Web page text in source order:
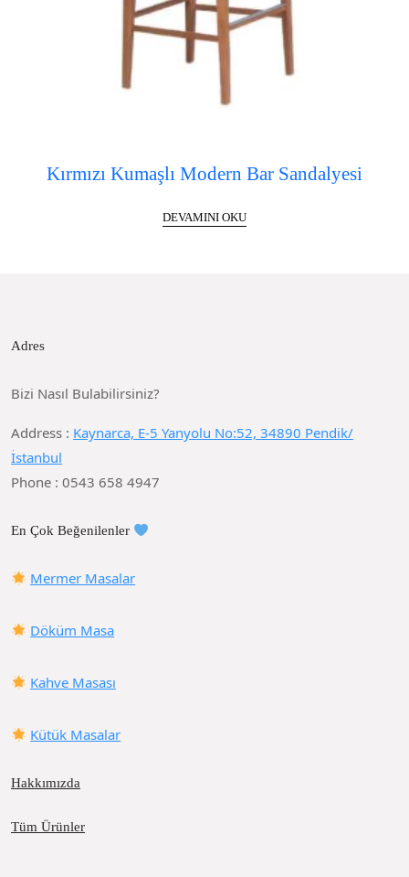
Kırmızı Kumaşlı Modern Bar Sandalyesi
DEVAMINI OKU
Adres
Bizi Nasıl Bulabilirsiniz?
Address : Kaynarca, E-5 Yanyolu No:52, 34890 Pendik/
İstanbul
Phone : 0543 658 4947
En Çok Beğenilenler
Mermer Masalar
Döküm Masa
Kahve Masası
Kütük Masalar
Hakkımızda
Tüm Ürünler